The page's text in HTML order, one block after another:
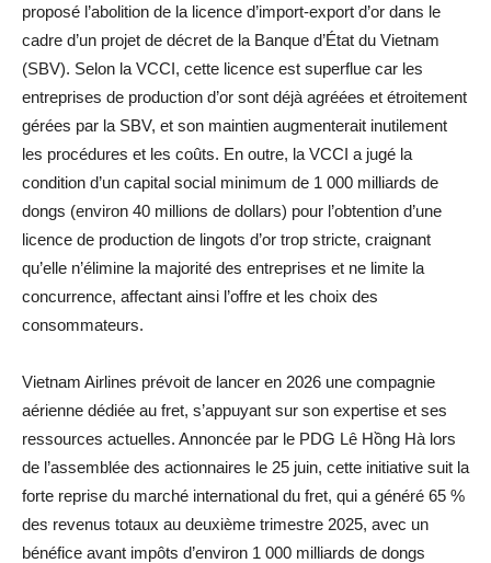
proposé l’abolition de la licence d’import-export d’or dans le
cadre d’un projet de décret de la Banque d’État du Vietnam
(SBV). Selon la VCCI, cette licence est superflue car les
entreprises de production d’or sont déjà agréées et étroitement
gérées par la SBV, et son maintien augmenterait inutilement
les procédures et les coûts. En outre, la VCCI a jugé la
condition d’un capital social minimum de 1 000 milliards de
dongs (environ 40 millions de dollars) pour l’obtention d’une
licence de production de lingots d’or trop stricte, craignant
qu’elle n’élimine la majorité des entreprises et ne limite la
concurrence, affectant ainsi l’offre et les choix des
consommateurs.
Vietnam Airlines prévoit de lancer en 2026 une compagnie
aérienne dédiée au fret, s’appuyant sur son expertise et ses
ressources actuelles. Annoncée par le PDG Lê Hồng Hà lors
de l’assemblée des actionnaires le 25 juin, cette initiative suit la
forte reprise du marché international du fret, qui a généré 65 %
des revenus totaux au deuxième trimestre 2025, avec un
bénéfice avant impôts d’environ 1 000 milliards de dongs